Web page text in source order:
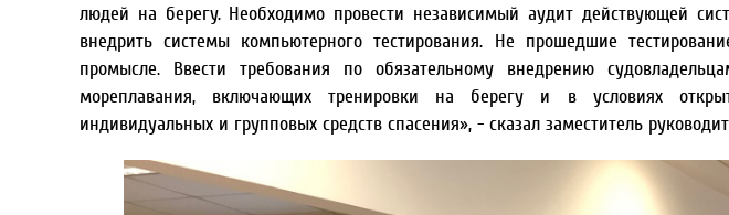
людей на берегу. Необходимо провести независимый аудит действующей
внедрить системы компьютерного тестирования. Не прошедшие
промысле. Ввести требования по обязательному внедрению
мореплавания, включающих тренировки на берегу и в условиях
индивидуальных и групповых средств спасения», - сказал заместитель